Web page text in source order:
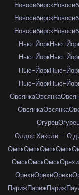
Новосибирск
Новосибирск
Новосибирск
Нью-ЙоркНью-
Нью-ЙоркНью-
Нью-ЙоркНью-
Нью-ЙоркНью-
ОвсянкаОвсянка
ОвсянкаОвсянка
Огурец
Олдос Хаксли — О
ОмскОмскОмскОмск
ОмскОмскОмскОрехи
ОрехиОрехиОрехи
ПарижПарижПариж